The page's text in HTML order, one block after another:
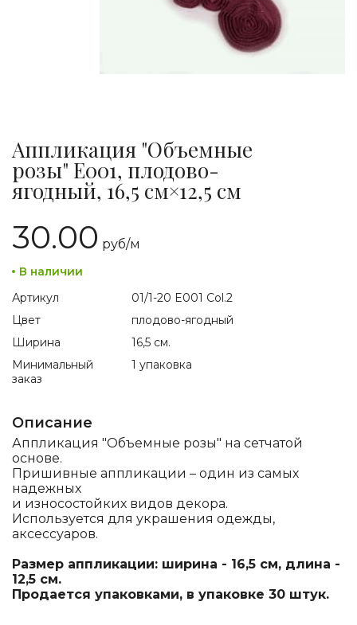
Аппликация "Объемные
розы" E001, плодово-
ягодный, 16,5 см×12,5 см
30.00 руб/м
В наличии
Артикул
01/1-20 E001 Col.2
Цвет
плодово-ягодный
Ширина
16,5 см.
Минимальный
заказ
1 упаковка
Описание
Аппликация "Объемные розы" на сетчатой
основе.
Пришивные аппликации – один из самых
надежных
и износостойких видов декора.
Используется для украшения одежды,
аксессуаров.
Размер аппликации: ширина - 16,5 см, длина -
12,5 см.
Продается упаковками, в упаковке 30 штук.